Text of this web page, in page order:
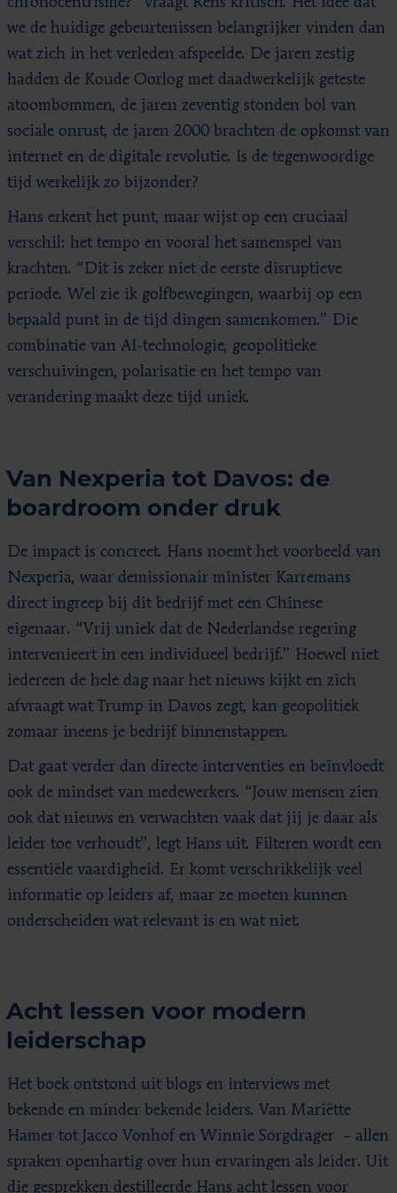
we de huidige gebeurtenissen belangrijker vinden dan
wat zich in het verleden afspeelde. De jaren zestig
hadden de Koude Oorlog met daadwerkelijk geteste
atoombommen, de jaren zeventig stonden bol van
sociale onrust, de jaren 2000 brachten de opkomst van
internet en de digitale revolutie. Is de tegenwoordige
tijd werkelijk zo bijzonder?
Hans erkent het punt, maar wijst op een cruciaal
verschil: het tempo en vooral het samenspel van
krachten. “Dit is zeker niet de eerste disruptieve
periode. Wel zie ik golfbewegingen, waarbij op een
bepaald punt in de tijd dingen samenkomen.” Die
combinatie van AI-technologie, geopolitieke
verschuivingen, polarisatie en het tempo van
verandering maakt deze tijd uniek.
Van Nexperia tot Davos: de
boardroom onder druk
De impact is concreet. Hans noemt het voorbeeld van
Nexperia, waar demissionair minister Karremans
direct ingreep bij dit bedrijf met een Chinese
eigenaar. “Vrij uniek dat de Nederlandse regering
intervenieert in een individueel bedrijf.” Hoewel niet
iedereen de hele dag naar het nieuws kijkt en zich
afvraagt wat Trump in Davos zegt, kan geopolitiek
zomaar ineens je bedrijf binnenstappen.
Dat gaat verder dan directe interventies en beïnvloedt
ook de mindset van medewerkers. “Jouw mensen zien
ook dat nieuws en verwachten vaak dat jij je daar als
leider toe verhoudt”, legt Hans uit. Filteren wordt een
essentiële vaardigheid. Er komt verschrikkelijk veel
informatie op leiders af, maar ze moeten kunnen
onderscheiden wat relevant is en wat niet.
Acht lessen voor modern
leiderschap
Het boek ontstond uit blogs en interviews met
bekende en minder bekende leiders. Van Mariëtte
Hamer tot Jacco Vonhof en Winnie Sorgdrager – allen
spraken openhartig over hun ervaringen als leider. Uit
die gesprekken destilleerde Hans acht lessen voor